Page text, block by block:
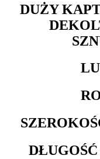
DUŻY